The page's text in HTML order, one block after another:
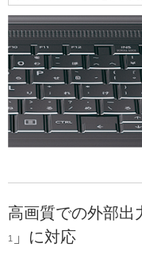
高画質での外部出
1 」に対応